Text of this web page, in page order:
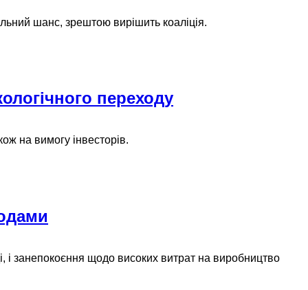
шанс, зрештою вирішить коаліція.
переходу
на вимогу інвесторів.
занепокоєння щодо високих витрат на виробництво